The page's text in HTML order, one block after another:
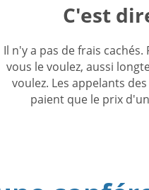
C'est
Il n'y a pas de frais
vous le voulez, aussi
voulez. Les appelants
paient que le prix